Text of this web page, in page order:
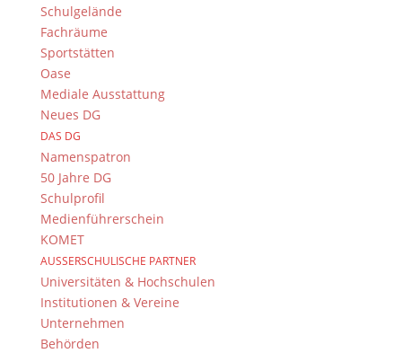
Schulgelände
Fachräume
Sportstätten
Oase
Mediale Ausstattung
Neues DG
DAS DG
Namenspatron
50 Jahre DG
Schulprofil
Medienführerschein
KOMET
AUSSERSCHULISCHE PARTNER
Universitäten & Hochschulen
Institutionen & Vereine
Unternehmen
Behörden
Nürnberg, 1:0 gegen Würzburg und 3:0 gegen
Neumarkt.
Jungen WK III Meister Nordbayern. Spiele gegen
Nürnberg und Neumarkt überlegen, enges Spiel
gegen Würzburg. Harmonische Mannschaftsleistung,
Suche
Newsarchiv
Newsarchiv